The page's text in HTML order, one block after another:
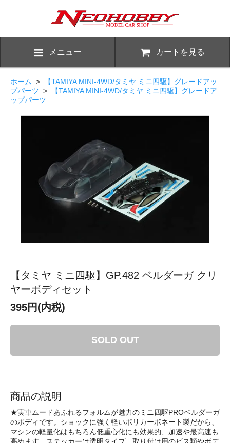
メニュー カートを見る
ホーム >
【TAMIYA MINI-4WD/タミヤ ミニ四駆】グレードアッ
プパーツ >
【TAMIYA MINI-4WD/タミヤ ミニ四駆】グレードア
ップパーツ
【タミヤ ミニ四駆】GP.482 ベルダーガ クリ
ヤーボディセット
395円(内税)
SOLD OUT
商品の説明
★実車ムードあふれるフォルムが魅力のミニ四駆PROベルダーガ
のボディです。ショックに強く軽いポリカーボネート製だから、
マシンの軽量化はもちろん低重心化にも効果的、加速や最高速も
高めます。ステッカーは透明タイプ。取り付け用のビス類やボデ